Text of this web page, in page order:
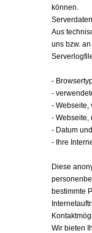
können.
Serverdaten
Aus
uns bzw.
-
-
- Webseite,
- Webseite,
- Datum
- Ihre
Diese
bestimmte
Wir bieten